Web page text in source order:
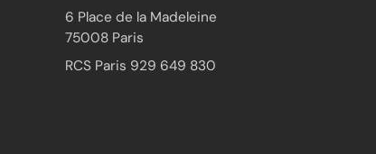
6 Place de la Madeleine
75008 Paris
RCS Paris 929 649 830